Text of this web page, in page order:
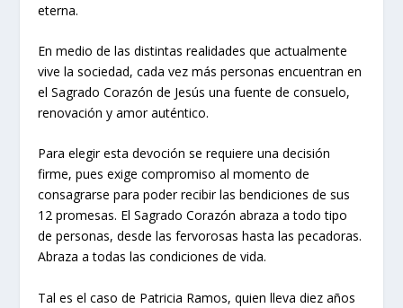
eterna.
En medio de las distintas realidades que actualmente
vive la sociedad, cada vez más personas encuentran en
el Sagrado Corazón de Jesús una fuente de consuelo,
renovación y amor auténtico.
Para elegir esta devoción se requiere una decisión
firme, pues exige compromiso al momento de
consagrarse para poder recibir las bendiciones de sus
12 promesas. El Sagrado Corazón abraza a todo tipo
de personas, desde las fervorosas hasta las pecadoras.
Abraza a todas las condiciones de vida.
Tal es el caso de Patricia Ramos, quien lleva diez años